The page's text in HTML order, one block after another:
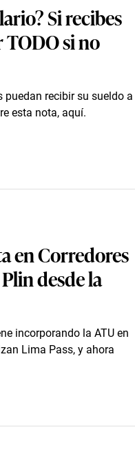
Si recibes
si no
puedan recibir su sueldo a
esta nota, aquí.
en Corredores
desde la
incorporando la ATU en
Lima Pass, y ahora